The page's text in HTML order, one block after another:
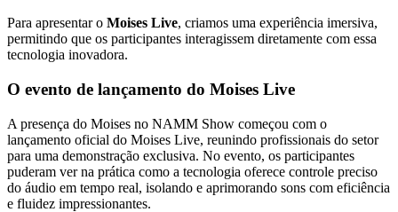
Para apresentar o Moises Live, criamos uma experiência imersiva,
permitindo que os participantes interagissem diretamente com essa
tecnologia inovadora.
O evento de lançamento do Moises Live
A presença do Moises no NAMM Show começou com o
lançamento oficial do Moises Live, reunindo profissionais do setor
para uma demonstração exclusiva. No evento, os participantes
puderam ver na prática como a tecnologia oferece controle preciso
do áudio em tempo real, isolando e aprimorando sons com eficiência
e fluidez impressionantes.